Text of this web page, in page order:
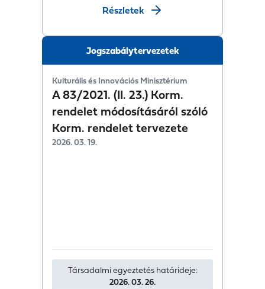
Részletek
Jogszabálytervezetek
Kulturális és Innovációs Minisztérium
A 83/2021. (II. 23.) Korm.
rendelet módosításáról szóló
Korm. rendelet tervezete
2026. 03. 19.
Társadalmi egyeztetés határideje:
2026. 03. 26.